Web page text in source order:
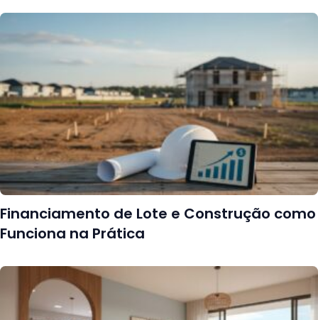
Financiamento de Lote e Construção como
Funciona na Prática